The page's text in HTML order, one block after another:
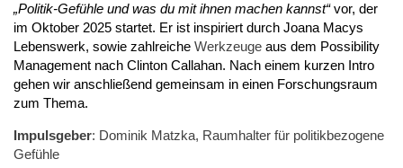
„Politik-Gefühle und was du mit ihnen machen kannst“ vor, der
im Oktober 2025 startet. Er ist inspiriert durch Joana Macys
Lebenswerk, sowie zahlreiche Werkzeuge aus dem Possibility
Management nach Clinton Callahan. Nach einem kurzen Intro
gehen wir anschließend gemeinsam in einen Forschungsraum
zum Thema.
Impulsgeber: Dominik Matzka, Raumhalter für politikbezogene
Gefühle